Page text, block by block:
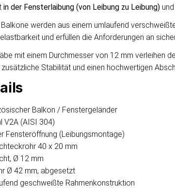
in der Fensterlaibung (von Leibung zu Leibung)
werden aus einem umlaufend
und erfüllen die Anforderungen an
mit einem Durchmesser von 12 mm verleihen
Stabilität und einen hochwertigen
Balkon / Fenstergeländer
V2A (AISI 304)
Fensteröffnung (Leibungsmontage)
40 x 20 mm
Ø 12 mm
Ø 42 mm, abgesetzt
geschweißte Rahmenkonstruktion